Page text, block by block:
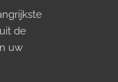
de
uw